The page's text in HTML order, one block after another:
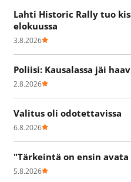
Lahti Historic Rally tuo
elokuussa
3.8.2026
Poliisi: Kausalassa jäi
2.8.2026
Valitus oli odotettavissa
6.8.2026
"Tärkeintä on ensin avata
5.8.2026